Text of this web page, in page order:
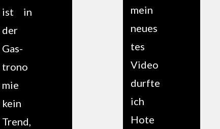
ist in
der
Gas­
trono
mie
kein
Trend,
mein
neues
tes
Video
durfte
ich
Hote